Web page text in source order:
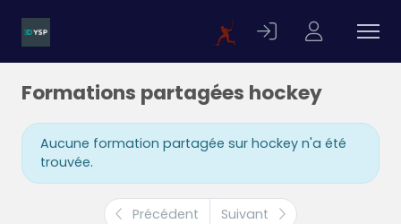
Formations partagées hockey
Aucune formation partagée sur hockey n'a été
trouvée.
Précédent Suivant